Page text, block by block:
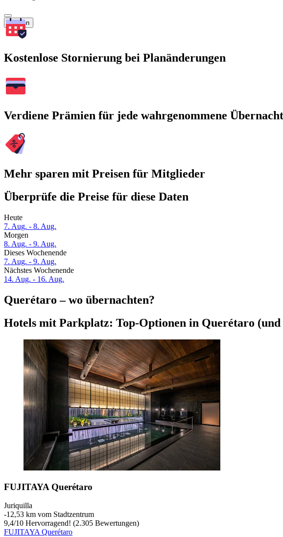
Suchen
Kostenlose Stornierung bei Planänderungen
Verdiene Prämien für jede wahrgenommene
Mehr sparen mit Preisen für Mitglieder
Überprüfe die Preise für diese Daten
Heute
7. Aug. - 8. Aug.
Morgen
8. Aug. - 9. Aug.
Dieses Wochenende
7. Aug. - 9. Aug.
Nächstes Wochenende
14. Aug. - 16. Aug.
Querétaro – wo übernachten?
Hotels mit Parkplatz: Top-Optionen in Querétaro (und
FUJITAYA Querétaro
Juriquilla
‐12,53 km vom Stadtzentrum
9,4/10 Hervorragend! (2.305 Bewertungen)
FUJITAYA Querétaro